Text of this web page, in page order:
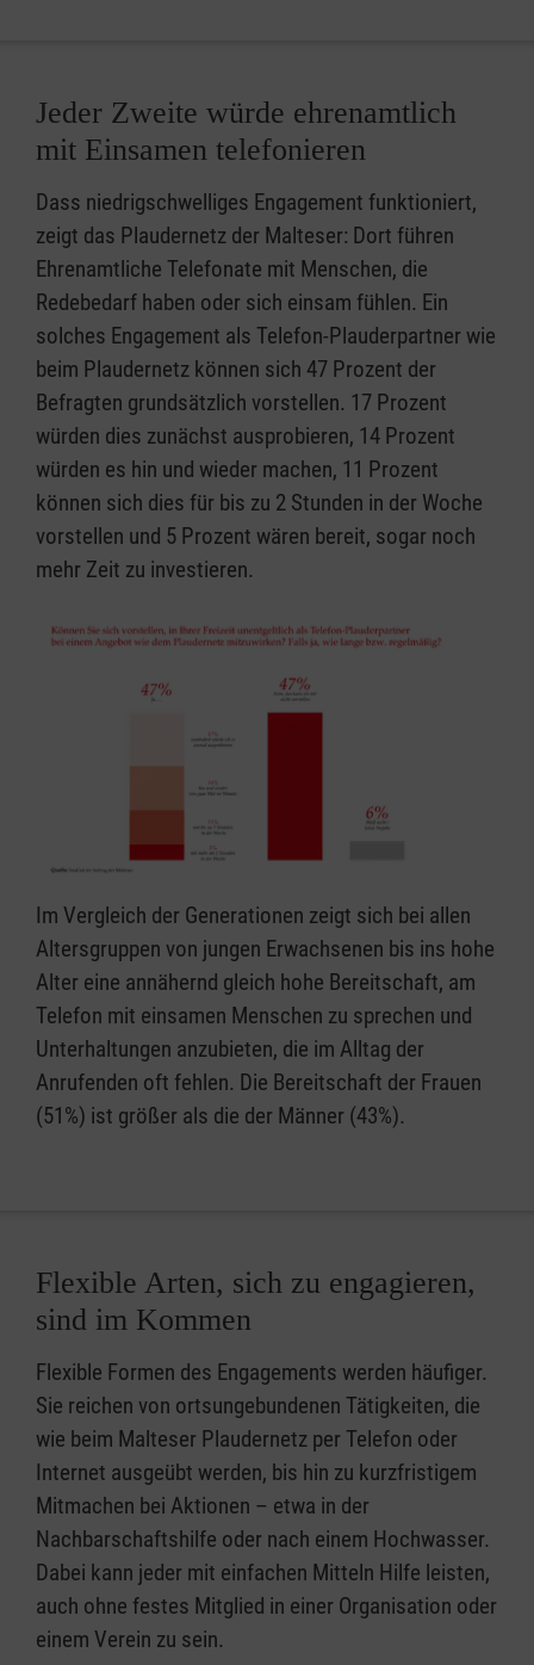
Jeder Zweite würde ehrenamtlich
mit Einsamen telefonieren
Dass niedrigschwelliges Engagement funktioniert,
zeigt das Plaudernetz der Malteser: Dort führen
Ehrenamtliche Telefonate mit Menschen, die
Redebedarf haben oder sich einsam fühlen. Ein
solches Engagement als Telefon-Plauderpartner wie
beim Plaudernetz können sich 47 Prozent der
Befragten grundsätzlich vorstellen. 17 Prozent
würden dies zunächst ausprobieren, 14 Prozent
würden es hin und wieder machen, 11 Prozent
können sich dies für bis zu 2 Stunden in der Woche
vorstellen und 5 Prozent wären bereit, sogar noch
mehr Zeit zu investieren.
Im Vergleich der Generationen zeigt sich bei allen
Altersgruppen von jungen Erwachsenen bis ins hohe
Alter eine annähernd gleich hohe Bereitschaft, am
Telefon mit einsamen Menschen zu sprechen und
Unterhaltungen anzubieten, die im Alltag der
Anrufenden oft fehlen. Die Bereitschaft der Frauen
(51%) ist größer als die der Männer (43%).
Flexible Arten, sich zu engagieren,
sind im Kommen
Flexible Formen des Engagements werden häufiger.
Sie reichen von ortsungebundenen Tätigkeiten, die
wie beim Malteser Plaudernetz per Telefon oder
Internet ausgeübt werden, bis hin zu kurzfristigem
Mitmachen bei Aktionen – etwa in der
Nachbarschaftshilfe oder nach einem Hochwasser.
Dabei kann jeder mit einfachen Mitteln Hilfe leisten,
auch ohne festes Mitglied in einer Organisation oder
einem Verein zu sein.